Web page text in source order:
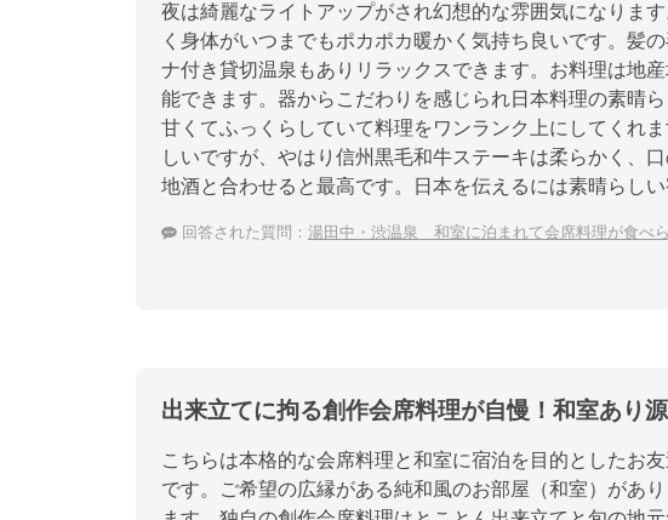
夜は綺麗なライトアップがされ幻想的な雰囲気になりま
く身体がいつまでもポカポカ暖かく気持ち良いです。髪
ナ付き貸切温泉もありリラックスできます。お料理は地
能できます。器からこだわりを感じられ日本料理の素晴
甘くてふっくらしていて料理をワンランク上にしてくれ
しいですが、やはり信州黒毛和牛ステーキは柔らかく、
地酒と合わせると最高です。日本を伝えるには素晴らし
回答された質問： 湯田中・渋温泉 和室に泊まれて会席料理が食べ
出来立てに拘る創作会席料理が自慢！和室あり
こちらは本格的な会席料理と和室に宿泊を目的としたお
です。ご希望の広縁がある純和風のお部屋（和室）があ